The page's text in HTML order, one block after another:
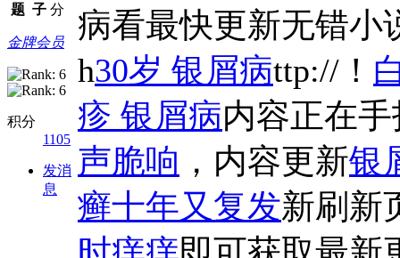
题 子 分
金牌会员
积分
1105
发消
息
病看最快更新无错小
h30岁 银屑病ttp://！
疹 银屑病内容正在
声脆响 ，内容更新银
癣十年又复发新刷新